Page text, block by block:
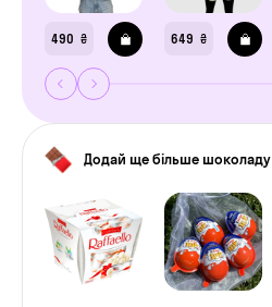
490 ₴ 649 ₴
Додай ще більше шоколаду